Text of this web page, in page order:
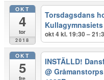
OKT
4
tor
2018
Torsdagsdans
okt 4 kl. 19:30 –
OKT
5
fre
INSTÄLLD!
@